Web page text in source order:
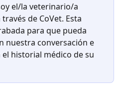
el/la veterinario/a
de CoVet. Esta
para que pueda
nuestra conversación e
historial médico de su